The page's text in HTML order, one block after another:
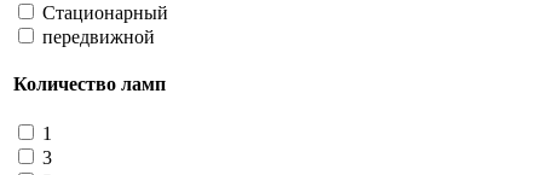
Стационарный
передвижной
Количество ламп
1
3